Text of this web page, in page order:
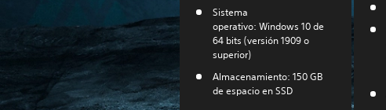
Sistema
operativo: Windows 10 de
64 bits (versión 1909 o
superior)
Almacenamiento: 150 GB
de espacio en SSD